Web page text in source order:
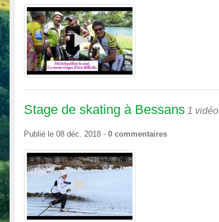
Stage de skating à Bessans 1 vidéo
Publié le 08 déc. 2018 - 0 commentaires